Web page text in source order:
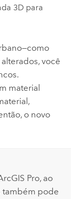
3D para
você
material
o novo
Pro, ao
também pode